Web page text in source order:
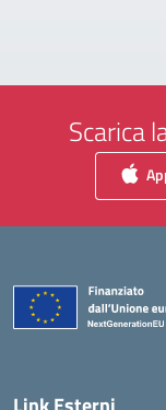
Scarica